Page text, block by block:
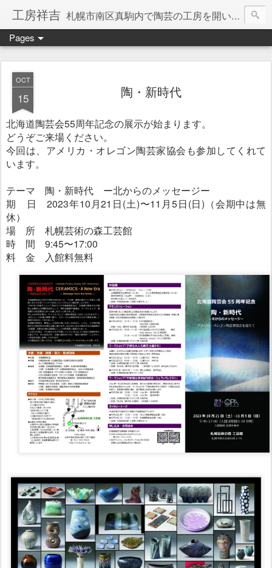
工房祥吉 札幌市南区真駒内で陶芸の工房を開いています。陶芸教室もやっています。
Pages
OCT
15 陶・新時代
北海道陶芸会55周年記念の展示が始まります。
どうぞご来場ください。
今回は、アメリカ・オレゴン陶芸家協会も参加してくれて
います。
テーマ 陶・新時代 ー北からのメッセージー
期 日 2023年10月21日(土)〜11月5日(日)（会期中は無
休）
場 所 札幌芸術の森工芸館
時 間 9:45〜17:00
料 金 入館料無料